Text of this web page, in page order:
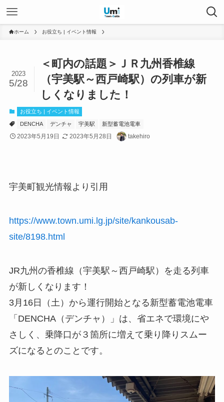
ホーム お役立ち | イベント情報
＜町内の話題＞ＪＲ九州香椎線
（宇美駅～西戸崎駅）の列車が新
しくなりました！
2023
5/28
お役立ち | イベント情報
DENCHA デンチャ 宇美駅 新型蓄電池電車
2023年5月19日 2023年5月28日 takehiro
宇美町観光情報より引用
https://www.town.umi.lg.jp/site/kankousab-
site/8198.html
JR九州の香椎線（宇美駅～西戸崎駅）を走る列車
が新しくなります！
3月16日（土）から運行開始となる新型蓄電池電車
「DENCHA（デンチャ）」は、省エネで環境にや
さしく、乗降口が３箇所に増えて乗り降りスムー
ズになるとのことです。